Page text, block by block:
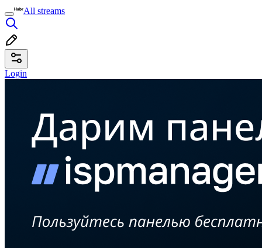
All streams
Login